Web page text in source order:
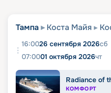
Тампа Коста Майя
16:0026 сентября 2026сб
07:0001 октября 2026чт
Radiance of
КОМФОРТ